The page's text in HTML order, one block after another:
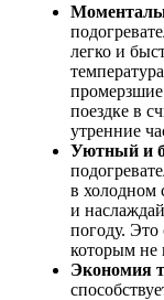
легко и
поездке в
утренние
Уютный и
в холодном
и
погоду. Это
которым не
Экономия